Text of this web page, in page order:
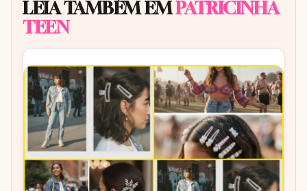
LEIA TAMBÉM EMPATRICINHA
TEEN